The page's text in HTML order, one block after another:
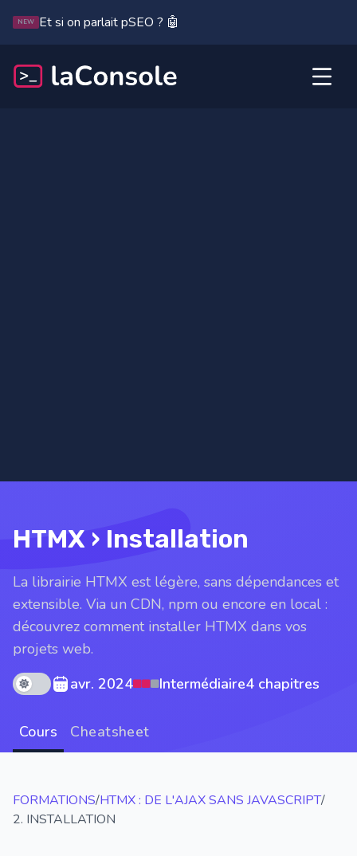
NEW Et si on parlait pSEO ? 🤖
HTMX › Installation
La librairie HTMX est légère, sans dépendances et
extensible. Via un CDN, npm ou encore en local :
découvrez comment installer HTMX dans vos
projets web.
Theme modeavr. 2024 Intermédiaire4 chapitres
Cours Cheatsheet
FORMATIONS/HTMX : DE L'AJAX SANS JAVASCRIPT/
2. INSTALLATION